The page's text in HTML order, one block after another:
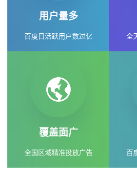
用户量多
百度日活跃用户数过亿 全
覆盖面广
全国区域精准投放广告 百